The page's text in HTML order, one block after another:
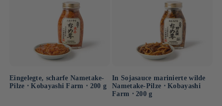
Eingelegte, scharfe Nametake-
Pilze ⋅ Kobayashi Farm ⋅ 200 g
In Sojasauce marinierte wilde
Nametake-Pilze ⋅ Kobayashi
Farm ⋅ 200 g